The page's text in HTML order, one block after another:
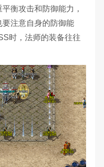
衡攻击和防御能力，
注意自身的防御能
时，法师的装备往往